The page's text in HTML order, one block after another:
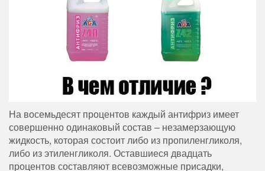
На восемьдесят процентов каждый антифриз имеет
совершенно одинаковый состав – незамерзающую
жидкость, которая состоит либо из пропиленгликоля,
либо из этиленгликоля. Оставшиеся двадцать
процентов составляют всевозможные присадки,